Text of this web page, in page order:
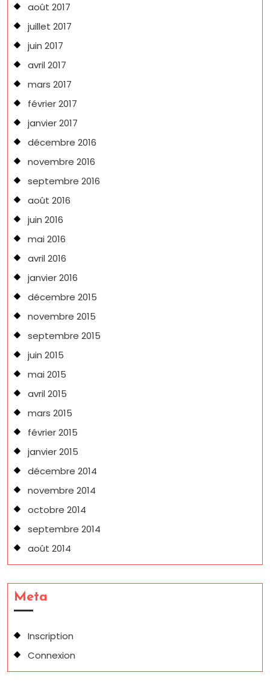
août 2017
juillet 2017
juin 2017
avril 2017
mars 2017
février 2017
janvier 2017
décembre 2016
novembre 2016
septembre 2016
août 2016
juin 2016
mai 2016
avril 2016
janvier 2016
décembre 2015
novembre 2015
septembre 2015
juin 2015
mai 2015
avril 2015
mars 2015
février 2015
janvier 2015
décembre 2014
novembre 2014
octobre 2014
septembre 2014
août 2014
Meta
Inscription
Connexion